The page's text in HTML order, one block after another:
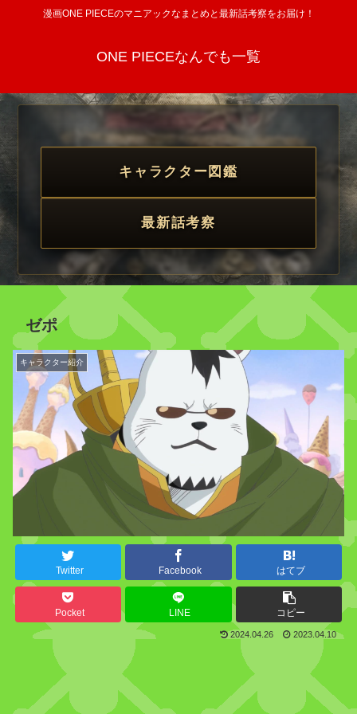
漫画ONE PIECEのマニアックなまとめと最新話考察をお届け！
ONE PIECEなんでも一覧
キャラクター図鑑
最新話考察
ゼポ
キャラクター紹介
Twitter Facebook はてブ
Pocket LINE コピー
2024.04.26 2023.04.10